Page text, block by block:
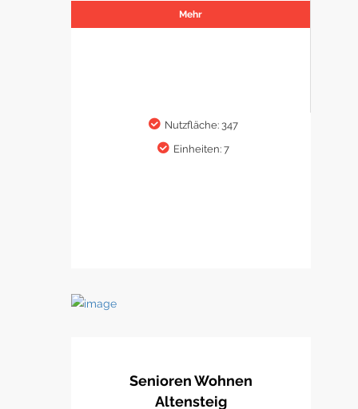
Mehr
Nutzfläche: 347
Einheiten: 7
Senioren Wohnen
Altensteig